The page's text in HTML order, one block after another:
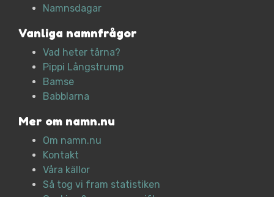
Namnsdagar
Vanliga namnfrågor
Vad heter tårna?
Pippi Långstrump
Bamse
Babblarna
Mer om namn.nu
Om namn.nu
Kontakt
Våra källor
Så tog vi fram statistiken